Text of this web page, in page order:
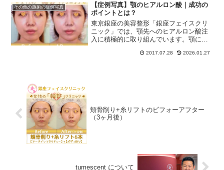
その他の施術の症例写真
【症例写真】顎のヒアルロン酸｜成功の
ポイントとは？
東京銀座の美容整形「銀座フェイスクリ
ニック」では、顎先へのヒアルロン酸注
入に積極的に取り組んでいます。顎にヒ
いになる」「フェイスラインがすっきり
2017.07.28 2026.01.27
頬骨削り+糸リフトのビフォーアフター
（3ヶ月後）
tumescent について